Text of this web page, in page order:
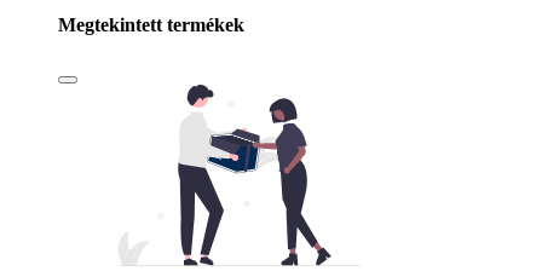
Megtekintett termékek